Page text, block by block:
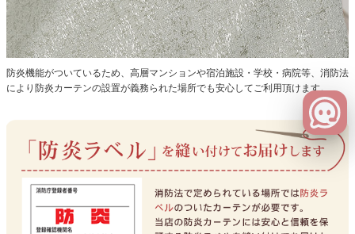
防炎機能がついているため、高層マンションや宿泊施設・学校・病院等、消防法
により防炎カーテンの設置が義務られた場所でも安心してご利用頂けます。